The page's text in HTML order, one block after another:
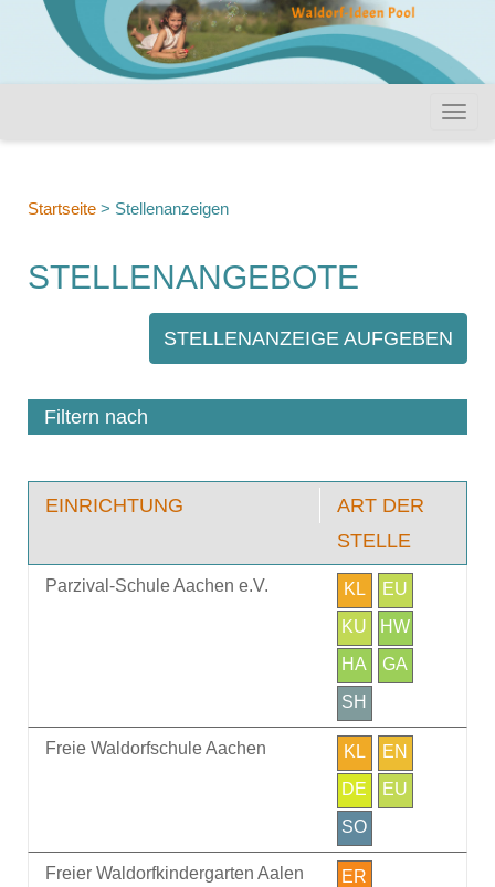
Startseite > Stellenanzeigen
STELLENANGEBOTE
STELLENANZEIGE AUFGEBEN
Filtern nach
EINRICHTUNG
ART DER
STELLE
Parzival-Schule Aachen e.V. KL
EU
KU
HW
HA
GA
SH
Freie Waldorfschule Aachen KL
EN
DE
EU
SO
Freier Waldorfkindergarten Aalen
ER